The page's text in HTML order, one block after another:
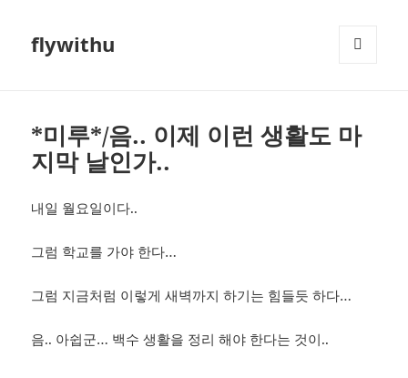
flywithu
*미루*/음.. 이제 이런 생활도 마
지막 날인가..
내일 월요일이다..
그럼 학교를 가야 한다…
그럼 지금처럼 이렇게 새벽까지 하기는 힘들듯 하다…
음.. 아쉽군… 백수 생활을 정리 해야 한다는 것이..